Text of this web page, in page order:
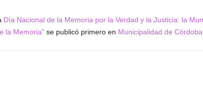
Día Nacional de la Memoria por la Verdad y la Justicia: la
la Memoria”se publicó primero en Municipalidad de Córdoba